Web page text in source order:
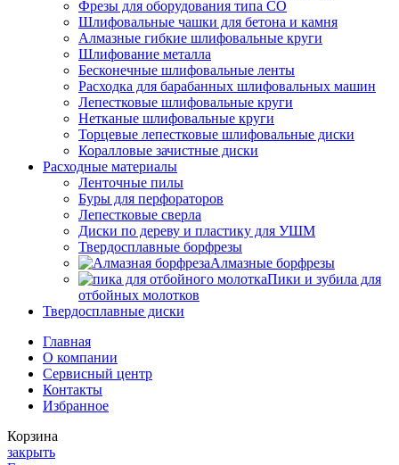
Фрезы для оборудования типа СО
Шлифовальные чашки для бетона и камня
Алмазные гибкие шлифовальные круги
Шлифование металла
Бесконечные шлифовальные ленты
Расходка для барабанных шлифовальных машин
Лепестковые шлифовальные круги
Нетканые шлифовальные круги
Торцевые лепестковые шлифовальные диски
Коралловые зачистные диски
Расходные материалы
Ленточные пилы
Буры для перфораторов
Лепестковые сверла
Диски по дереву и пластику для УШМ
Твердосплавные борфрезы
Алмазные борфрезы
Пики и зубила для
отбойных молотков
Твердосплавные диски
Главная
О компании
Сервисный центр
Контакты
Избранное
Корзина
закрыть